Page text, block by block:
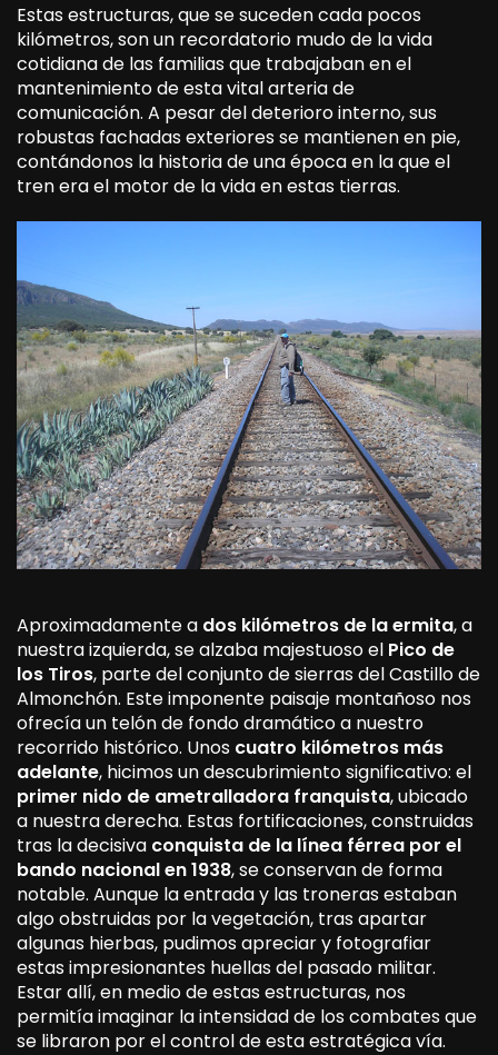
Estas estructuras, que se suceden cada pocos
kilómetros, son un recordatorio mudo de la vida
cotidiana de las familias que trabajaban en el
mantenimiento de esta vital arteria de
comunicación. A pesar del deterioro interno, sus
robustas fachadas exteriores se mantienen en pie,
contándonos la historia de una época en la que el
tren era el motor de la vida en estas tierras.
Aproximadamente a dos kilómetros de la ermita, a
nuestra izquierda, se alzaba majestuoso el Pico de
los Tiros, parte del conjunto de sierras del Castillo de
Almonchón. Este imponente paisaje montañoso nos
ofrecía un telón de fondo dramático a nuestro
recorrido histórico. Unos cuatro kilómetros más
adelante, hicimos un descubrimiento significativo: el
primer nido de ametralladora franquista, ubicado
a nuestra derecha. Estas fortificaciones, construidas
tras la decisiva conquista de la línea férrea por el
bando nacional en 1938, se conservan de forma
notable. Aunque la entrada y las troneras estaban
algo obstruidas por la vegetación, tras apartar
algunas hierbas, pudimos apreciar y fotografiar
estas impresionantes huellas del pasado militar.
Estar allí, en medio de estas estructuras, nos
permitía imaginar la intensidad de los combates que
se libraron por el control de esta estratégica vía.